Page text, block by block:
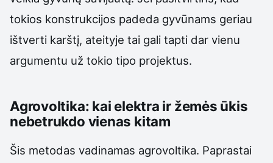
tokios konstrukcijos padeda gyvūnams geriau
ištverti karštį, ateityje tai gali tapti dar vienu
argumentu už tokio tipo projektus.
Agrovoltika: kai elektra ir žemės ūkis
nebetrukdo vienas kitam
Šis metodas vadinamas agrovoltika. Paprastai